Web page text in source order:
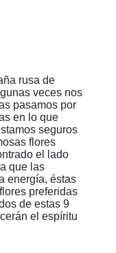
rusa de
veces nos
pasamos por
en lo que
seguros
flores
el lado
que las
energía, éstas
preferidas
de estas 9
el espíritu